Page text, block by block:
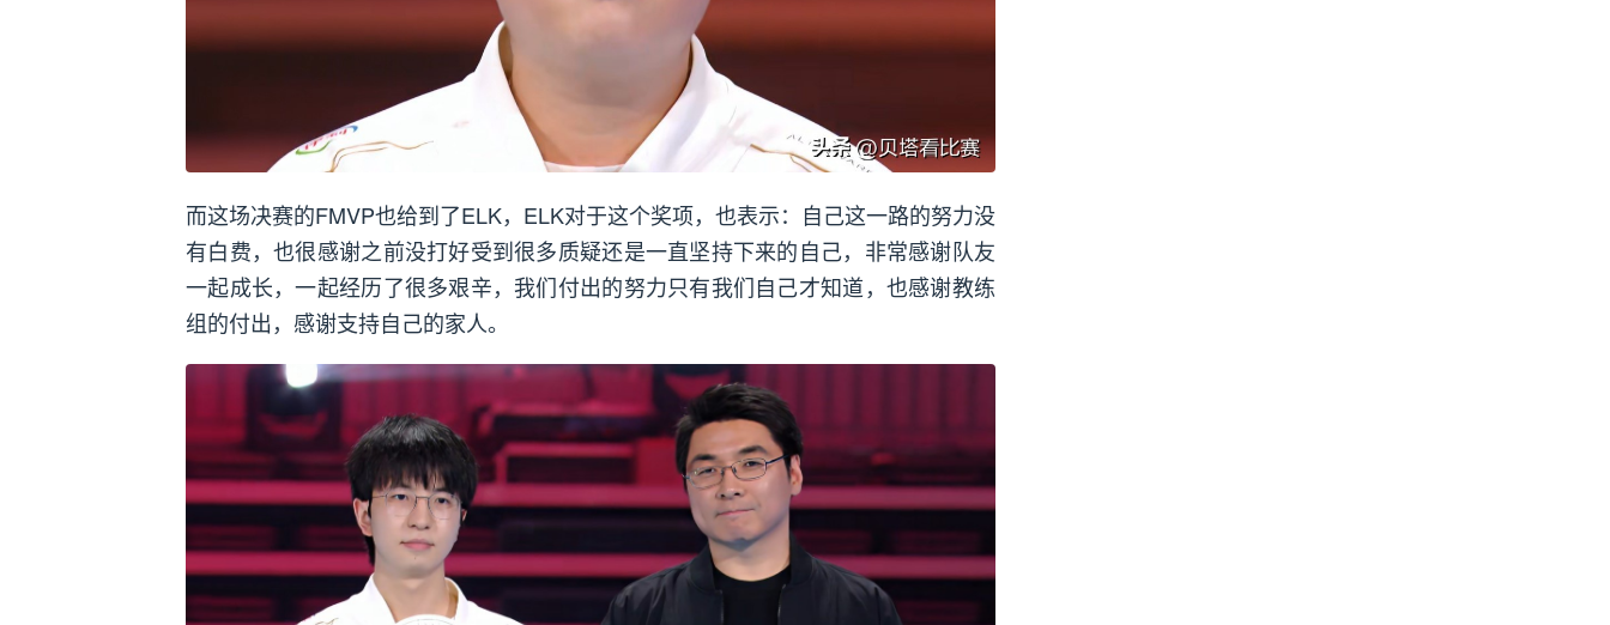
而这场决赛的FMVP也给到了ELK，ELK对于这个奖项，也表示：自己这一路的努力没
有白费，也很感谢之前没打好受到很多质疑还是一直坚持下来的自己，非常感谢队友
一起成长，一起经历了很多艰辛，我们付出的努力只有我们自己才知道，也感谢教练
组的付出，感谢支持自己的家人。